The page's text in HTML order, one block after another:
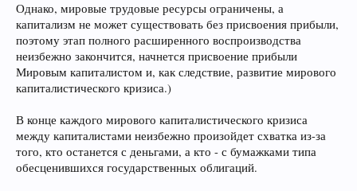
Однако, мировые трудовые ресурсы ограничены, а
капитализм не может существовать без присвоения прибыли,
поэтому этап полного расширенного воспроизводства
неизбежно закончится, начнется присвоение прибыли
Мировым капиталистом и, как следствие, развитие мирового
капиталистического кризиса.)
В конце каждого мирового капиталистического кризиса
между капиталистами неизбежно произойдет схватка из-за
того, кто останется с деньгами, а кто - с бумажками типа
обесценившихся государственных облигаций.